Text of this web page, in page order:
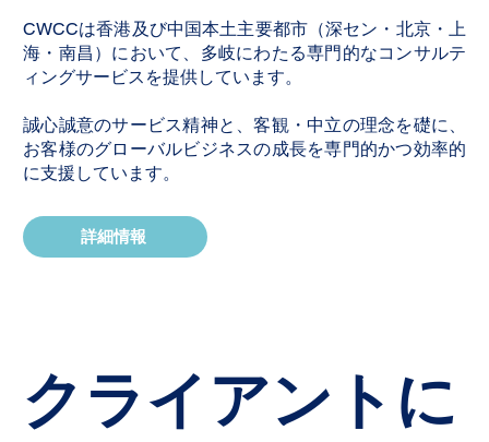
CWCCは香港及び中国本土主要都市（深セン・北京・上
海・南昌）において、多岐にわたる専門的なコンサルテ
ィングサービスを提供しています。
誠心誠意のサービス精神と、客観・中立の理念を礎に、
お客様のグローバルビジネスの成長を専門的かつ効率的
に支援しています。
詳細情報
クライアントに